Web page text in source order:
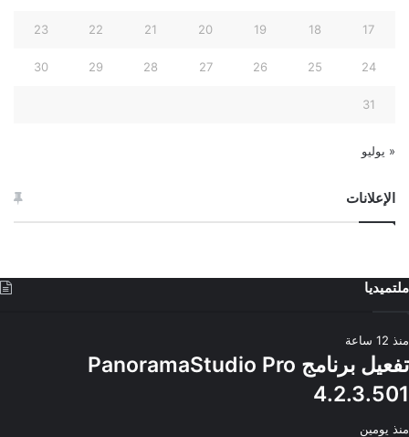
17
18
19
20
21
22
23
24
25
26
27
28
29
30
31
« يوليو
الإعلانات
ملتميديا
منذ 12 ساعة
تفعيل برنامج PanoramaStudio Pro
4.2.3.501
منذ يومين